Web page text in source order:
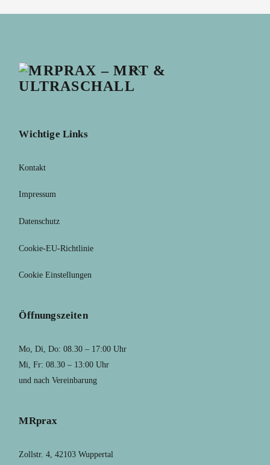
Back
Wichtige Links
Kontakt
Impressum
Datenschutz
Cookie-EU-Richtlinie
Cookie Einstellungen
Öffnungszeiten
Mo, Di, Do: 08.30 – 17:00 Uhr
Mi, Fr: 08.30 – 13:00 Uhr
und nach Vereinbarung
MRprax
Zollstr. 4, 42103 Wuppertal